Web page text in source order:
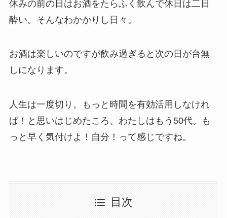
休みの前の日はお酒をたらふく飲んで休日は二日
酔い。そんなわかかりし日々。
お酒は楽しいのですが飲み過ぎると次の日が台無
しになります。
人生は一度切り。もっと時間を有効活用しなけれ
ば！と思いはじめたころ、わたしはもう50代。も
っと早く気付けよ！自分！って感じですね。
目次